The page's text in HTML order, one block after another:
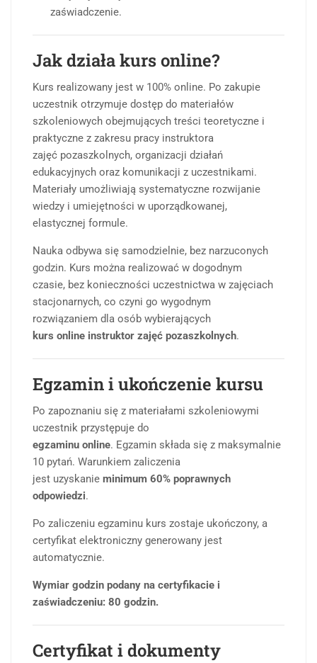
zaświadczenie.
Jak działa kurs online?
Kurs realizowany jest w 100% online. Po zakupie
uczestnik otrzymuje dostęp do materiałów
szkoleniowych obejmujących treści teoretyczne i
praktyczne z zakresu pracy instruktora
zajęć pozaszkolnych, organizacji działań
edukacyjnych oraz komunikacji z uczestnikami.
Materiały umożliwiają systematyczne rozwijanie
wiedzy i umiejętności w uporządkowanej,
elastycznej formule.
Nauka odbywa się samodzielnie, bez narzuconych
godzin. Kurs można realizować w dogodnym
czasie, bez konieczności uczestnictwa w zajęciach
stacjonarnych, co czyni go wygodnym
rozwiązaniem dla osób wybierających
kurs online instruktor zajęć pozaszkolnych.
Egzamin i ukończenie kursu
Po zapoznaniu się z materiałami szkoleniowymi
uczestnik przystępuje do
egzaminu online. Egzamin składa się z maksymalnie
10 pytań. Warunkiem zaliczenia
jest uzyskanie minimum 60% poprawnych
odpowiedzi.
Po zaliczeniu egzaminu kurs zostaje ukończony, a
certyfikat elektroniczny generowany jest
automatycznie.
Wymiar godzin podany na certyfikacie i
zaświadczeniu: 80 godzin.
Certyfikat i dokumenty